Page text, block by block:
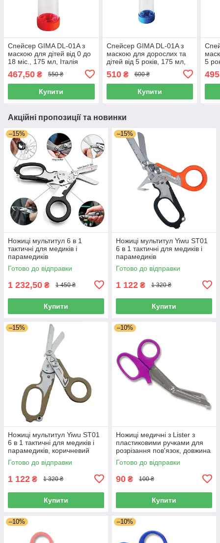
Спейсер GIMA DL-01A з
маскою для дітей від 0 до
18 міс., 175 мл, Італія
467,50 ₴ 550 ₴
Купити
Спейсер GIMA DL-01A з
маскою для дорослих та
дітей від 5 років, 175 мл,
510₴ 600 ₴
Купити
5
495
Акційні пропозиції та новинки
–15%
Ножиці мультитул 6 в 1
тактичні для медиків і
парамедиків
Готово до відправки
1 232,50 ₴ 1 450 ₴
Купити
–15%
Ножиці мультитул Yiwu ST01
6 в 1 тактичні для медиків і
парамедиків
Готово до відправки
1 122 ₴ 1 320 ₴
Купити
–15%
Ножиці мультитул Yiwu ST01
6 в 1 тактичні для медиків і
парамедиків, коричневий
Готово до відправки
1 122 ₴ 1 320 ₴
Купити
–10%
Ножиці медичні з Lister з
пластиковими ручками для
розрізання пов'язок, довжина
16,5 см, Польща
Готово до відправки
90 ₴ 100 ₴
Купити
–10% –10%